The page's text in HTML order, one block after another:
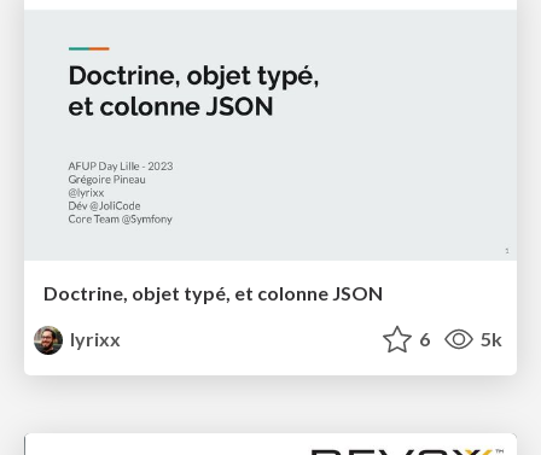
Doctrine, objet typé, et colonne JSON
lyrixx
6 5k